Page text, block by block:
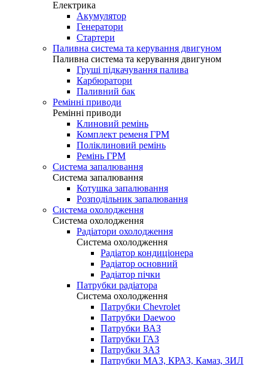
Електрика
Акумулятор
Генератори
Стартери
Паливна система та керування двигуном
Паливна система та керування двигуном
Груші підкачування палива
Карбюратори
Паливний бак
Ремінні приводи
Ремінні приводи
Клиновий ремінь
Комплект ременя ГРМ
Поліклиновий ремінь
Ремінь ГРМ
Система запалювання
Система запалювання
Котушка запалювання
Розподільник запалювання
Система охолодження
Система охолодження
Радіатори охолодження
Система охолодження
Радіатор кондиціонера
Радіатор основний
Радіатор пічки
Патрубки радіатора
Система охолодження
Патрубки Chevrolet
Патрубки Daewoo
Патрубки ВАЗ
Патрубки ГАЗ
Патрубки ЗАЗ
Патрубки МАЗ, КРАЗ, Камаз, ЗИЛ